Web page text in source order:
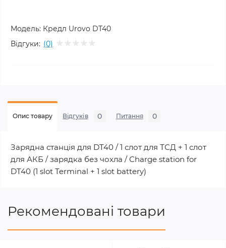
Модель: Кредл Urovo DT40
Відгуки: (0)
Опис товару Відгуків 0 Питання 0
Зарядна станція для DT40 / 1 слот для ТСД + 1 слот
для АКБ / зарядка без чохла / Сharge station for
DT40 (1 slot Terminal + 1 slot battery)
Рекомендовані товари